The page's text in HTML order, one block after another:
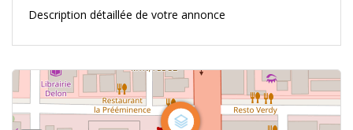
Description détaillée de votre annonce